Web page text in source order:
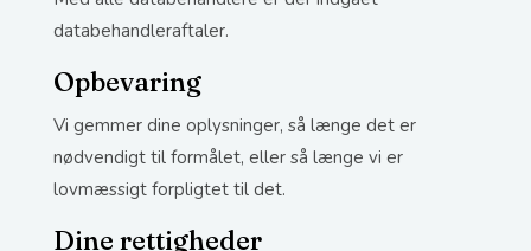
databehandleraftaler.
Opbevaring
Vi gemmer dine oplysninger, så længe det er
nødvendigt til formålet, eller så længe vi er
lovmæssigt forpligtet til det.
Dine rettigheder